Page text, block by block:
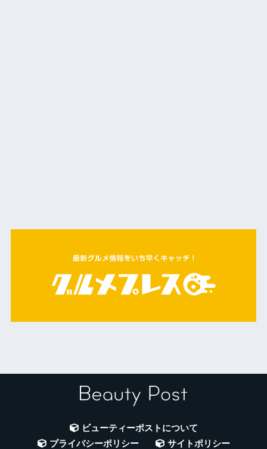
ビューティーポストについて
プライバシーポリシー
サイトポリシー